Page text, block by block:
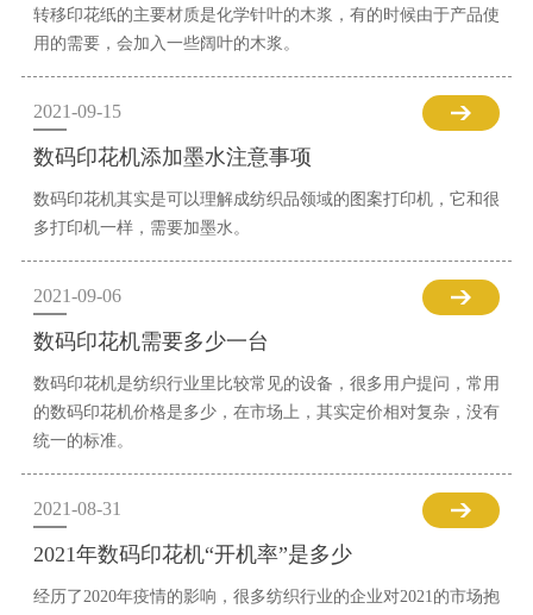
转移印花纸的主要材质是化学针叶的木浆，有的时候由于产品使
用的需要，会加入一些阔叶的木浆。
2021-09-15
数码印花机添加墨水注意事项
数码印花机其实是可以理解成纺织品领域的图案打印机，它和很
多打印机一样，需要加墨水。
2021-09-06
数码印花机需要多少一台
数码印花机是纺织行业里比较常见的设备，很多用户提问，常用
的数码印花机价格是多少，在市场上，其实定价相对复杂，没有
统一的标准。
2021-08-31
2021年数码印花机“开机率”是多少
经历了2020年疫情的影响，很多纺织行业的企业对2021的市场抱